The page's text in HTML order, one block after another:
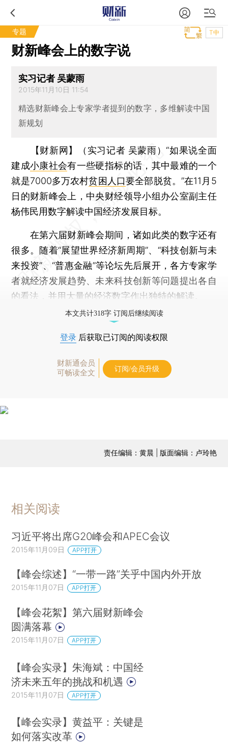
专题 T中
财新峰会上的数字说
实习记者 吴蒙雨
2015年11月10日 11:54
精选财新峰会上专家学者提到的数字，多维解读中国
新规划
【财新网】（实习记者 吴蒙雨）“如果说全面
建成小康社会有一些硬指标的话，其中最难的一个
就是7000多万农村贫困人口要全部脱贫。”在11月5
日的财新峰会上，中央财经领导小组办公室副主任
杨伟民用数字解读中国经济发展目标。
在第六届财新峰会期间，诸如此类的数字还有
很多。随着“展望世界经济新周期”、“科技创新与未
来投资”、“普惠金融”等论坛先后展开，各方专家学
者就经济发展趋势、未来科技创新等问题提出各自
的看法，并用大量的经济数字作出独特的解读。
本文共计318字 订阅后继续阅读
登录 后获取已订阅的阅读权限
财新通会员
可畅读全文
订阅/会员升级
责任编辑：黄晨 | 版面编辑：卢玲艳
相关阅读
习近平将出席G20峰会和APEC会议
2015年11月09日 APP打开
【峰会综述】“一带一路”关乎中国内外开放
2015年11月07日 APP打开
【峰会花絮】第六届财新峰会
圆满落幕
2015年11月07日 APP打开
【峰会实录】朱海斌：中国经
济未来五年的挑战和机遇
2015年11月07日 APP打开
【峰会实录】黄益平：关键是
如何落实改革